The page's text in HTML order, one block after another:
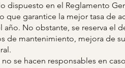
en el Reglamento
que garantice la mejor tasa de
año. No obstante, se reserva
mantenimiento, mejora de
se hacen responsables en